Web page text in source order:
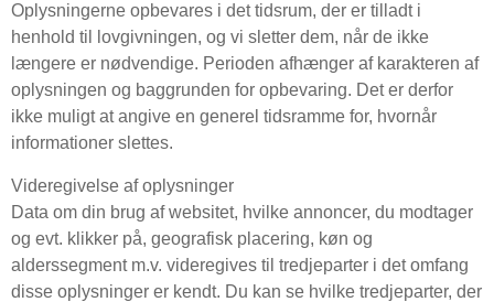
Oplysningerne opbevares i det tidsrum, der er tilladt i
henhold til lovgivningen, og vi sletter dem, når de ikke
længere er nødvendige. Perioden afhænger af karakteren af
oplysningen og baggrunden for opbevaring. Det er derfor
ikke muligt at angive en generel tidsramme for, hvornår
informationer slettes.
Videregivelse af oplysninger
Data om din brug af websitet, hvilke annoncer, du modtager
og evt. klikker på, geografisk placering, køn og
alderssegment m.v. videregives til tredjeparter i det omfang
disse oplysninger er kendt. Du kan se hvilke tredjeparter, der